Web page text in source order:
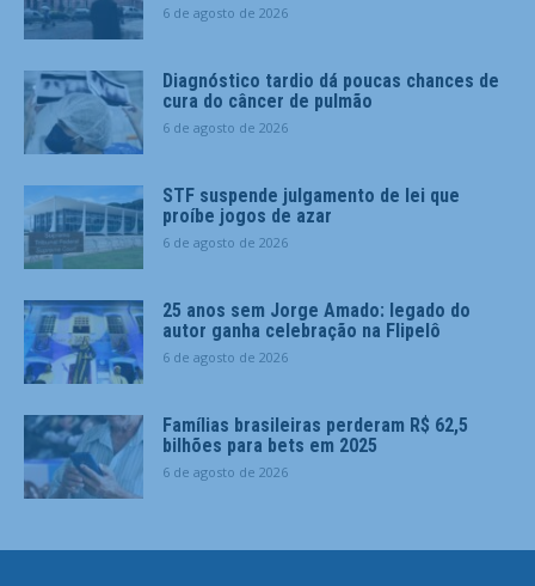
6 de agosto de 2026
Diagnóstico tardio dá poucas chances de
cura do câncer de pulmão
6 de agosto de 2026
STF suspende julgamento de lei que
proíbe jogos de azar
6 de agosto de 2026
25 anos sem Jorge Amado: legado do
autor ganha celebração na Flipelô
6 de agosto de 2026
Famílias brasileiras perderam R$ 62,5
bilhões para bets em 2025
6 de agosto de 2026